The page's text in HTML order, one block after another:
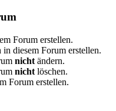
Forum erstellen.
diesem Forum erstellen.
nicht ändern.
nicht löschen.
Forum erstellen.